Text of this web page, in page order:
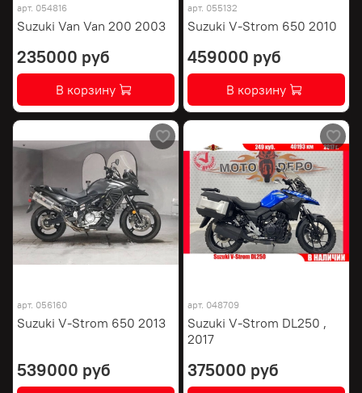
арт. 054816
Suzuki Van Van 200 2003
235000 руб
В корзину
арт. 055132
Suzuki V-Strom 650 2010
459000 руб
В корзину
арт. 056160
Suzuki V-Strom 650 2013
539000 руб
арт. 048709
Suzuki V-Strom DL250 ,
2017
375000 руб